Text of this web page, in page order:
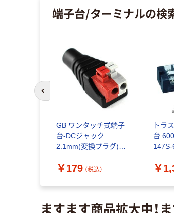
端子台/ターミナルの検
GB ワンタッチ式端子
台-DCジャック
2.1mm(変換プラグ)
送品）
￥179 （税込）
トラ
台
￥
前のスライドへ
ますます商品拡大中！